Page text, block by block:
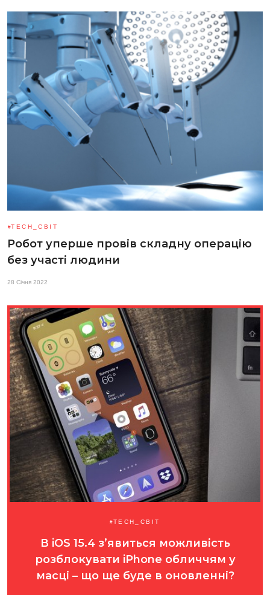
TECH_СВІТ
Робот уперше провів складну операцію
без участі людини
28 Січня 2022
TECH_СВІТ
В iOS 15.4 з’явиться можливість
розблокувати iPhone обличчям у
масці – що ще буде в оновленні?